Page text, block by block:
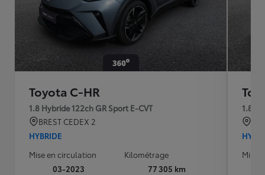
Toyota C-HR
1.8 Hybride 122ch GR Sport E-CVT
BREST CEDEX 2
HYBRIDE
Mise en circulation
03-2023
Kilométrage
77 305 km
1.8
Mise